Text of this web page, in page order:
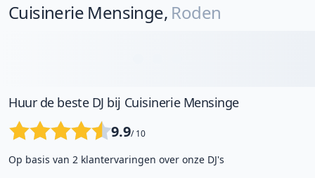
Cuisinerie Mensinge, Roden
Huur de beste DJ bij Cuisinerie Mensinge
9.9/ 10
Op basis van 2 klantervaringen over onze DJ's